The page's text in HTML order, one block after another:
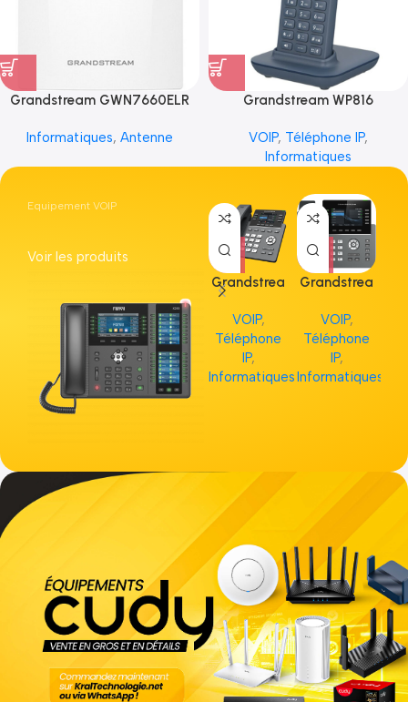
Grandstream GWN7660ELR
Informatiques, Antenne
Grandstream WP816
VOIP, Téléphone IP,
Informatiques
Equipement VOIP
Voir les produits
Grandstrea
m GRP2613
VOIP,
Téléphone
IP,
Informatiques
Grandstrea
VOIP,
Téléphone
IP,
Informatiques